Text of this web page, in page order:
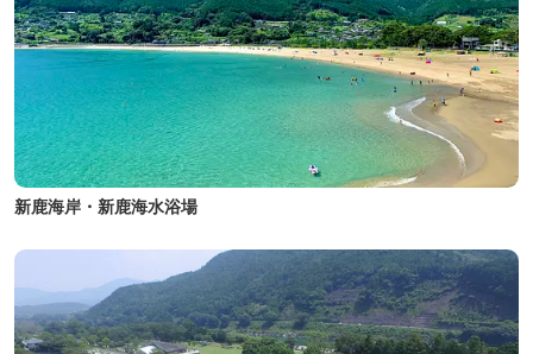
新鹿海岸・新鹿海水浴場